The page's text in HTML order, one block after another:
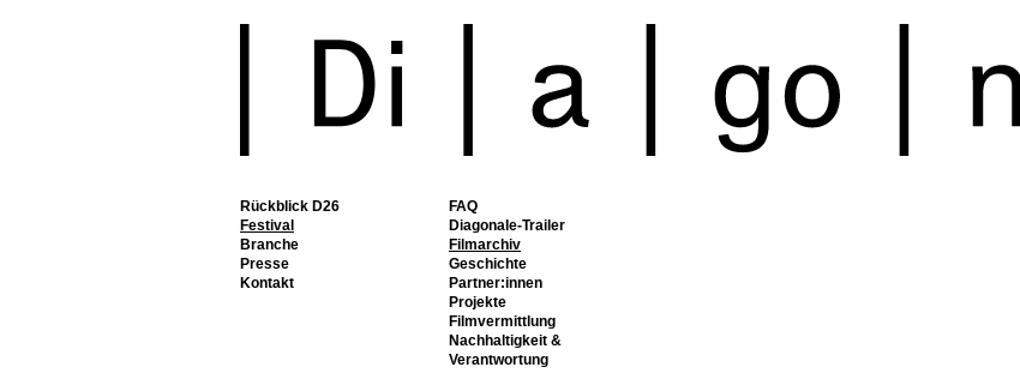
Rückblick D26
Festival
FAQ
Diagonale-Trailer
Filmarchiv
Geschichte
Partner:innen
Projekte
Filmvermittlung
Nachhaltigkeit &
Verantwortung
Branche
Presse
Kontakt